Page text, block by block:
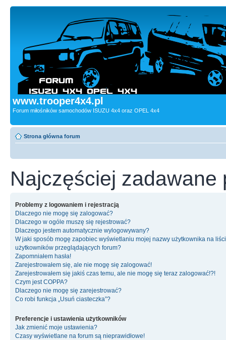
www.trooper4x4.pl
Forum miłośników samochodów ISUZU 4x4 oraz OPEL 4x4
Strona główna forum
Najczęściej zadawane
Problemy z logowaniem i rejestracją
Dlaczego nie mogę się zalogować?
Dlaczego w ogóle muszę się rejestrować?
Dlaczego jestem automatycznie wylogowywany?
W jaki sposób mogę zapobiec wyświetlaniu mojej nazwy użytkownika na
użytkowników przeglądających forum?
Zapomniałem hasła!
Zarejestrowałem się, ale nie mogę się zalogować!
Zarejestrowałem się jakiś czas temu, ale nie mogę się teraz zalogować!?!
Czym jest COPPA?
Dlaczego nie mogę się zarejestrować?
Co robi funkcja „Usuń ciasteczka”?
Preferencje i ustawienia użytkowników
Jak zmienić moje ustawienia?
Czasy wyświetlane na forum są nieprawidłowe!